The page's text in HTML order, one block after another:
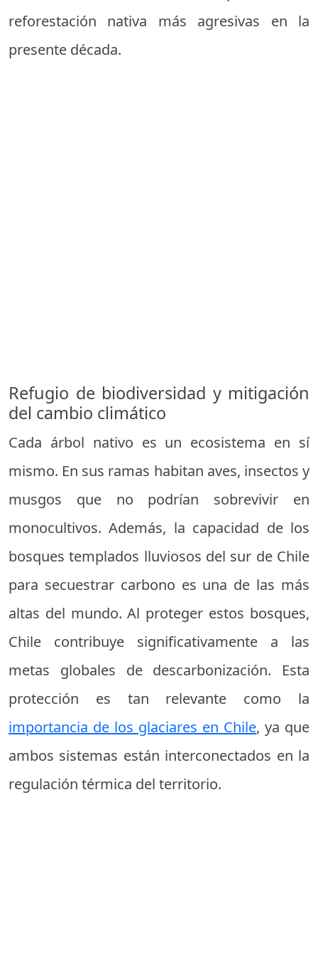
reforestación nativa más agresivas en la
presente década.
Refugio de biodiversidad y mitigación
del cambio climático
Cada árbol nativo es un ecosistema en sí
mismo. En sus ramas habitan aves, insectos y
musgos que no podrían sobrevivir en
monocultivos. Además, la capacidad de los
bosques templados lluviosos del sur de Chile
para secuestrar carbono es una de las más
altas del mundo. Al proteger estos bosques,
Chile contribuye significativamente a las
metas globales de descarbonización. Esta
protección es tan relevante como la
importancia de los glaciares en Chile, ya que
ambos sistemas están interconectados en la
regulación térmica del territorio.